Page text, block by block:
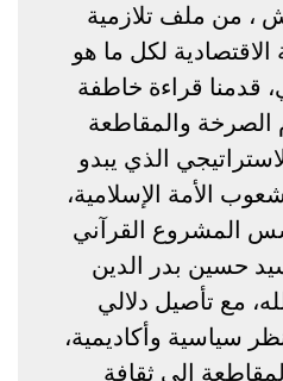
، من ملف تلازمية
لكل ما هو
قدمنا قراءة خاطفة
الصرخة والمقاطعة
الذي يبدو
الأمة الإسلامية،
المشروع القرآني
حسين بدر الدين
مع تأصيل دلالي
سياسية وأكاديمية،
إلى ثقافة